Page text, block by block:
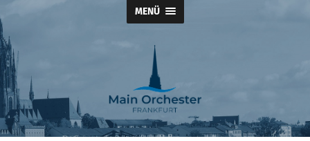
MENÜ
Main
Orchester